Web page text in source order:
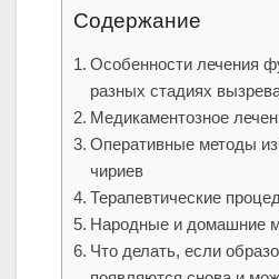
Содержание
Особенности лечения
разных стадиях
Медикаментозное
Оперативные методы
чириев
Терапевтические
Народные и домашние
Что делать, если